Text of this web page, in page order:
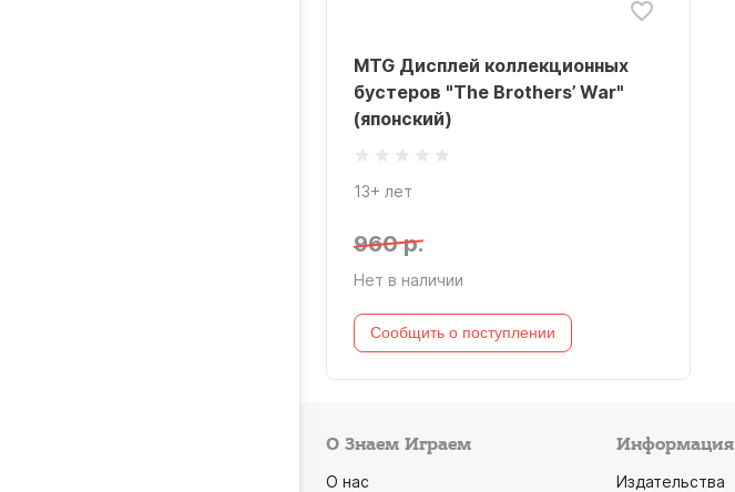
MTG Дисплей коллекционных
бустеров "The Brothers’ War"
(японский)
13+ лет
960 р.
Нет в наличии
Сообщить о поступлении
О Знаем Играем
О нас
Информация
Издательства